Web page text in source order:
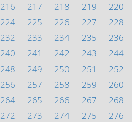
216 217 218 219
220
224 225 226 227
228
232 233 234 235
236
240 241 242 243
244
248 249 250 251
252
256 257 258 259
260
264 265 266 267
268
272 273 274 275
276